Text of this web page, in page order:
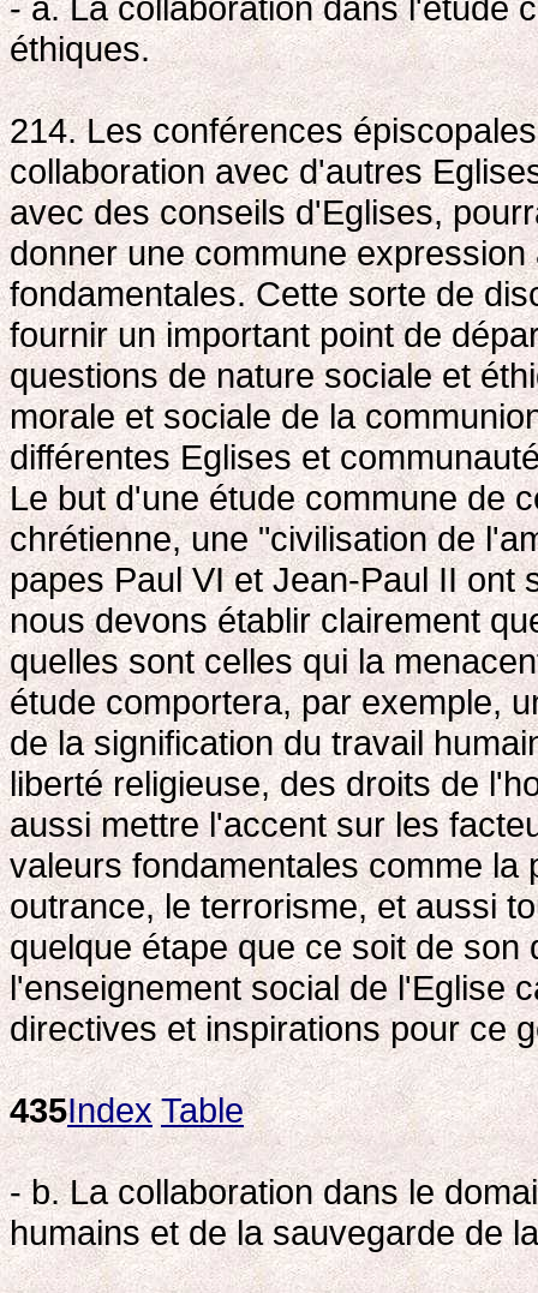
- a. La collaboration dans l'étude
éthiques.
214. Les conférences
collaboration avec d'autres
avec des conseils d'Eglises,
donner une commune
fondamentales. Cette sorte de
fournir un important point de
questions de nature sociale et
morale et sociale de la
différentes Eglises et
Le but d'une étude commune de
chrétienne, une "civilisation de
papes Paul VI et Jean-Paul II ont
nous devons établir clairement
quelles sont celles qui la
étude comportera, par exemple,
de la signification du travail
liberté religieuse, des droits de
aussi mettre l'accent sur les
valeurs fondamentales comme
outrance, le terrorisme, et aussi
quelque étape que ce soit de
l'enseignement social de l'Eglise
directives et inspirations pour ce
435Index Table
- b. La collaboration dans le
humains et de la sauvegarde de